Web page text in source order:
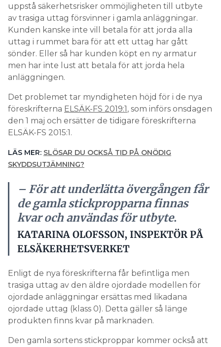
uppstå säkerhetsrisker ommöjligheten till utbyte
av trasiga uttag försvinner i gamla anläggningar.
Kunden kanske inte vill betala för att jorda alla
uttag i rummet bara för att ett uttag har gått
sönder. Eller så har kunden köpt en ny armatur
men har inte lust att betala för att jorda hela
anläggningen.
Det problemet tar myndigheten höjd för i de nya
föreskrifterna ELSÄK-FS 2019:1 , som införs onsdagen
den 1 maj och ersätter de tidigare föreskrifterna
ELSÄK-FS 2015:1.
LÄS MER: SLÖSAR DU OCKSÅ TID PÅ ONÖDIG
SKYDDSUTJÄMNING?
– För att underlätta övergången får
de gamla stickpropparna finnas
kvar och användas för utbyte.
KATARINA OLOFSSON, INSPEKTÖR PÅ
ELSÄKERHETSVERKET
Enligt de nya föreskrifterna får befintliga men
trasiga uttag av den äldre ojordade modellen för
ojordade anläggningar ersättas med likadana
ojordade uttag (klass 0). Detta gäller så länge
produkten finns kvar på marknaden.
Den gamla sortens stickproppar kommer också att